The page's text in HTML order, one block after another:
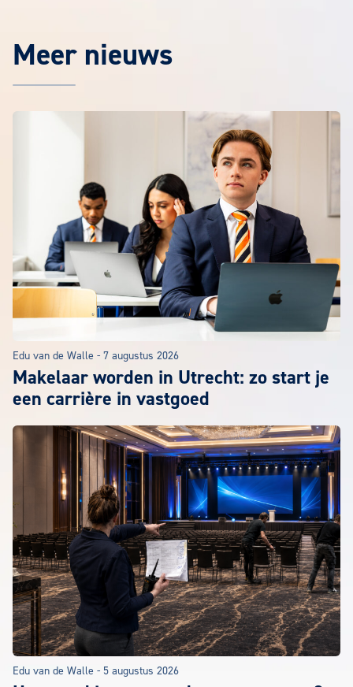
Meer nieuws
Edu van de Walle - 7 augustus 2026
Makelaar worden in Utrecht: zo start je
een carrière in vastgoed
Edu van de Walle - 5 augustus 2026